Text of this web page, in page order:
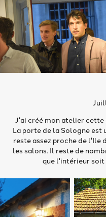
J'ai créé mon atelier cette
La porte de la Sologne
reste assez proche de l'Ile
les salons. Il reste de
que l'intérieur